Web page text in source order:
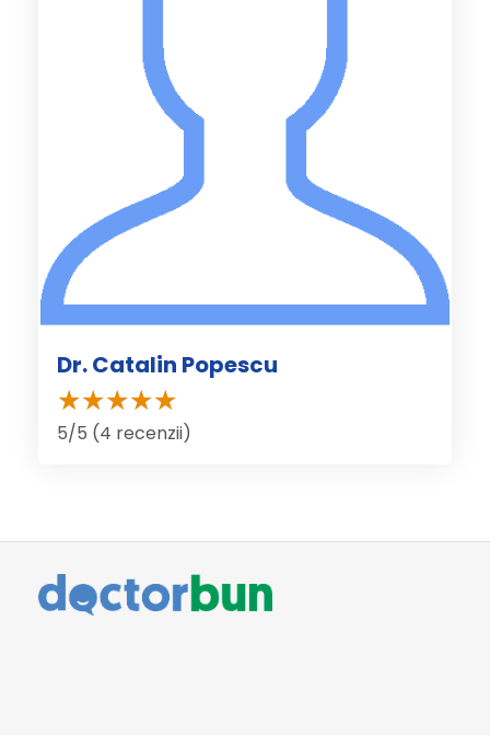
Dr. Catalin Popescu
5/5 (4 recenzii)